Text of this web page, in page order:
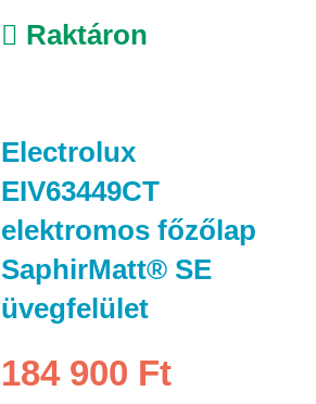
Raktáron
Electrolux
EIV63449CT
elektromos főzőlap
SaphirMatt® SE
üvegfelület
184 900 Ft